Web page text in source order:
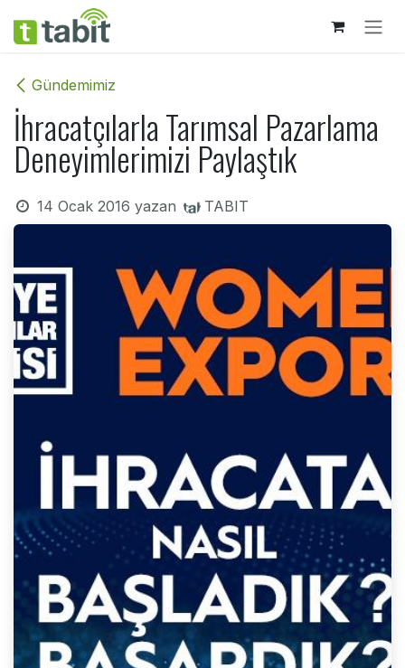
İçereği Atla
Gündemimiz
İhracatçılarla Tarımsal Pazarlama
Deneyimlerimizi Paylaştık
14 Ocak 2016 yazan TABIT